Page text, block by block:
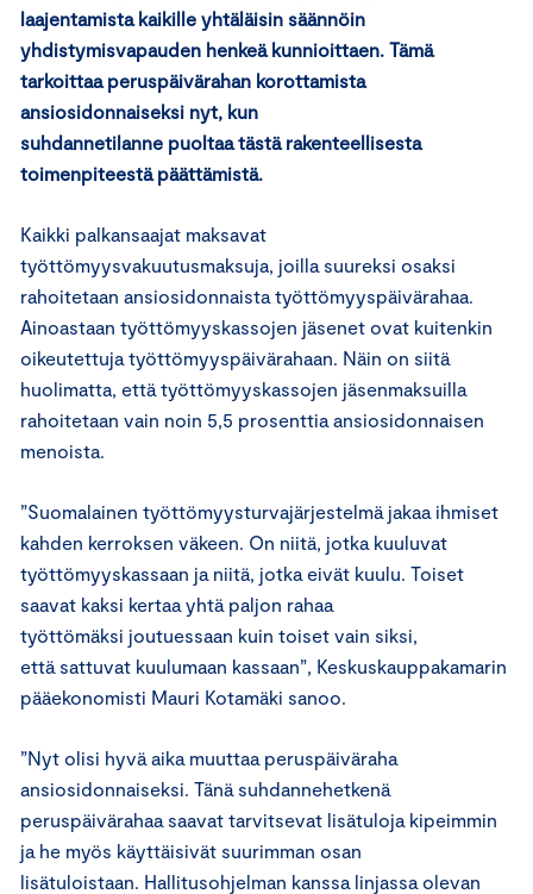
laajentamista kaikille yhtäläisin säännöin
yhdistymisvapauden henkeä kunnioittaen. Tämä
tarkoittaa peruspäivärahan korottamista
ansiosidonnaiseksi nyt, kun
suhdannetilanne puoltaa tästä rakenteellisesta
toimenpiteestä päättämistä.
Kaikki palkansaajat maksavat
työttömyysvakuutusmaksuja, joilla suureksi osaksi
rahoitetaan ansiosidonnaista työttömyyspäivärahaa.
Ainoastaan työttömyyskassojen jäsenet ovat kuitenkin
oikeutettuja työttömyyspäivärahaan. Näin on siitä
huolimatta, että työttömyyskassojen jäsenmaksuilla
rahoitetaan vain noin 5,5 prosenttia ansiosidonnaisen
menoista.
”Suomalainen työttömyysturvajärjestelmä jakaa ihmiset
kahden kerroksen väkeen. On niitä, jotka kuuluvat
työttömyyskassaan ja niitä, jotka eivät kuulu. Toiset
saavat kaksi kertaa yhtä paljon rahaa
työttömäksi joutuessaan kuin toiset vain siksi,
että sattuvat kuulumaan kassaan”, Keskuskauppakamarin
pääekonomisti Mauri Kotamäki sanoo.
”Nyt olisi hyvä aika muuttaa peruspäiväraha
ansiosidonnaiseksi. Tänä suhdannehetkenä
peruspäivärahaa saavat tarvitsevat lisätuloja kipeimmin
ja he myös käyttäisivät suurimman osan
lisätuloistaan. Hallitusohjelman kanssa linjassa olevan